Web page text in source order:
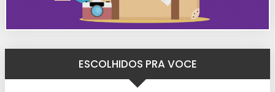
ESCOLHIDOS PRA VOCE